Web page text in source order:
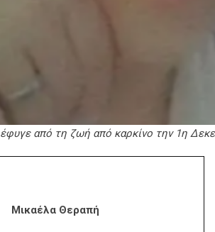
από τη ζωή από καρκίνο την 1η
Μικαέλα Θεραπή